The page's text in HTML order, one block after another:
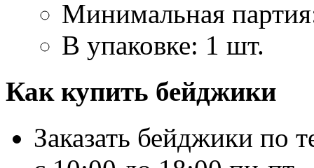
Минимальная
В упаковке: 1 шт.
Как купить бейджики
Заказать бейджики по